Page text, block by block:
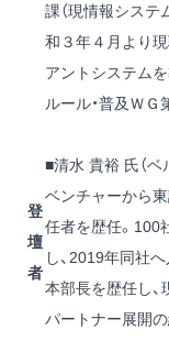
登
壇
者
課（現情報システ
和３年４月より
アントシステム
ルール・普及Ｗ
■清水 貴裕 氏（
ベンチャーから
任者を歴任。100
し、2019年同社
本部長を歴任し、
パートナー展開の